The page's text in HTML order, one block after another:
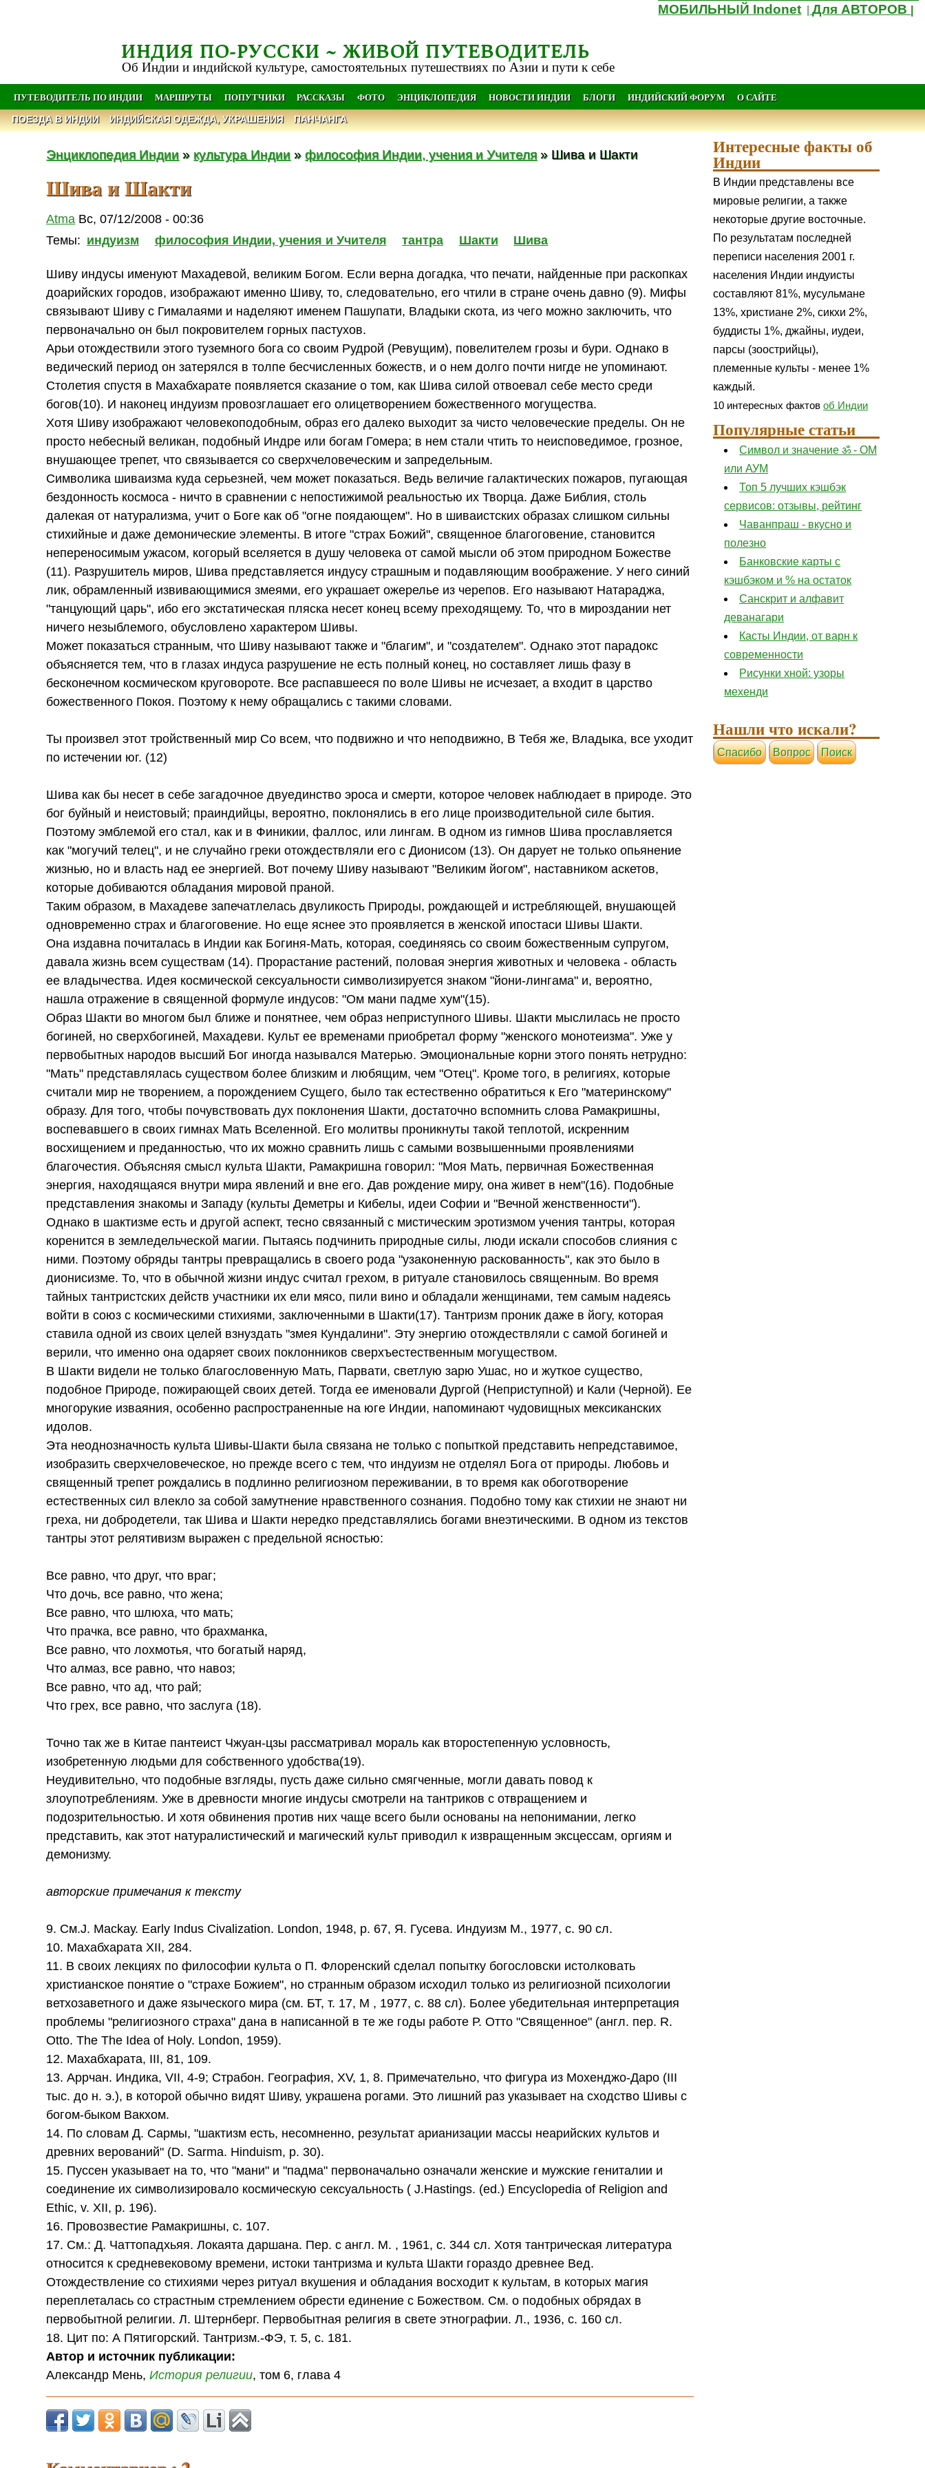
МОБИЛЬНЫЙ Indonet |Для АВТОРОВ
ИНДИЯ ПО-РУССКИ ~ ЖИВОЙ ПУТЕВОДИТЕЛЬ
Об Индии и индийской культуре, самостоятельных путешествиях по Азии и пути к себе
ПУТЕВОДИТЕЛЬ ПО ИНДИИ МАРШРУТЫ ПОПУТЧИКИ РАССКАЗЫ ФОТО ЭНЦИКЛОПЕДИЯ НОВОСТИ ИНДИИ БЛОГИ ИНДИЙСКИЙ ФОРУМ О САЙТЕ
ПОЕЗДА В ИНДИИ ИНДИЙСКАЯ ОДЕЖДА, УКРАШЕНИЯ ПАНЧАНГА
Энциклопедия Индии » культура Индии »философия Индии, учения и Учителя » Шива и Шакти
Шива и Шакти
Atma Вс, 07/12/2008 - 00:36
Темы: индуизм философия Индии, учения и Учителя тантра Шакти Шива
Шиву индусы именуют Махадевой, великим Богом. Если верна догадка, что печати, найденные при раскопках
доарийских городов, изображают именно Шиву, то, следовательно, его чтили в стране очень давно (9). Мифы
связывают Шиву с Гималаями и наделяют именем Пашупати, Владыки скота, из чего можно заключить, что
первоначально он был покровителем горных пастухов.
Арьи отождествили этого туземного бога со своим Рудрой (Ревущим), повелителем грозы и бури. Однако в
ведический период он затерялся в толпе бесчисленных божеств, и о нем долго почти нигде не упоминают.
Столетия спустя в Махабхарате появляется сказание о том, как Шива силой отвоевал себе место среди
богов(10). И наконец индуизм провозглашает его олицетворением божественного могущества.
Хотя Шиву изображают человекоподобным, образ его далеко выходит за чисто человеческие пределы. Он не
просто небесный великан, подобный Индре или богам Гомера; в нем стали чтить то неисповедимое, грозное,
внушающее трепет, что связывается со сверхчеловеческим и запредельным.
Символика шиваизма куда серьезней, чем может показаться. Ведь величие галактических пожаров, пугающая
бездонность космоса - ничто в сравнении с непостижимой реальностью их Творца. Даже Библия, столь
далекая от натурализма, учит о Боге как об "огне поядающем". Но в шиваистских образах слишком сильны
стихийные и даже демонические элементы. В итоге "страх Божий", священное благоговение, становится
непереносимым ужасом, когорый вселяется в душу человека от самой мысли об этом природном Божестве
(11). Разрушитель миров, Шива представляется индусу страшным и подавляющим воображение. У него синий
лик, обрамленный извивающимися змеями, его украшает ожерелье из черепов. Его называют Натараджа,
"танцующий царь", ибо его экстатическая пляска несет конец всему преходящему. То, что в мироздании нет
ничего незыблемого, обусловлено характером Шивы.
Может показаться странным, что Шиву называют также и "благим", и "создателем". Однако этот парадокс
объясняется тем, что в глазах индуса разрушение не есть полный конец, но составляет лишь фазу в
бесконечном космическом круговороте. Все распавшееся по воле Шивы не исчезает, а входит в царство
божественного Покоя. Поэтому к нему обращались с такими словами.
Ты произвел этот тройственный мир Со всем, что подвижно и что неподвижно, В Тебя же, Владыка, все уходит
по истечении юг. (12)
Шива как бы несет в себе загадочное двуединство эроса и смерти, которое человек наблюдает в природе. Это
бог буйный и неистовый; праиндийцы, вероятно, поклонялись в его лице производительной силе бытия.
Поэтому эмблемой его стал, как и в Финикии, фаллос, или лингам. В одном из гимнов Шива прославляется
как "могучий телец", и не случайно греки отождествляли его с Дионисом (13). Он дарует не только опьянение
жизнью, но и власть над ее энергией. Вот почему Шиву называют "Великим йогом", наставником аскетов,
которые добиваются обладания мировой праной.
Таким образом, в Махадеве запечатлелась двуликость Природы, рождающей и истребляющей, внушающей
одновременно страх и благоговение. Но еще яснее это проявляется в женской ипостаси Шивы Шакти.
Она издавна почиталась в Индии как Богиня-Мать, которая, соединяясь со своим божественным супругом,
давала жизнь всем существам (14). Прорастание растений, половая энергия животных и человека - область
ее владычества. Идея космической сексуальности символизируется знаком "йони-лингама" и, вероятно,
нашла отражение в священной формуле индусов: "Ом мани падме хум"(15).
Образ Шакти во многом был ближе и понятнее, чем образ неприступного Шивы. Шакти мыслилась не просто
богиней, но сверхбогиней, Махадеви. Культ ее временами приобретал форму "женского монотеизма". Уже у
первобытных народов высший Бог иногда назывался Матерью. Эмоциональные корни этого понять нетрудно:
"Мать" представлялась существом более близким и любящим, чем "Отец". Кроме того, в религиях, которые
считали мир не творением, а порождением Сущего, было так естественно обратиться к Его "материнскому"
образу. Для того, чтобы почувствовать дух поклонения Шакти, достаточно вспомнить слова Рамакришны,
воспевавшего в своих гимнах Мать Вселенной. Его молитвы проникнуты такой теплотой, искренним
восхищением и преданностью, что их можно сравнить лишь с самыми возвышенными проявлениями
благочестия. Объясняя смысл культа Шакти, Рамакришна говорил: "Моя Мать, первичная Божественная
энергия, находящаяся внутри мира явлений и вне его. Дав рождение миру, она живет в нем"(16). Подобные
представления знакомы и Западу (культы Деметры и Кибелы, идеи Софии и "Вечной женственности").
Однако в шактизме есть и другой аспект, тесно связанный с мистическим эротизмом учения тантры, которая
коренится в земледельческой магии. Пытаясь подчинить природные силы, люди искали способов слияния с
ними. Поэтому обряды тантры превращались в своего рода "узаконенную раскованность", как это было в
дионисизме. То, что в обычной жизни индус считал грехом, в ритуале становилось священным. Во время
тайных тантристских действ участники их ели мясо, пили вино и обладали женщинами, тем самым надеясь
войти в союз с космическими стихиями, заключенными в Шакти(17). Тантризм проник даже в йогу, которая
ставила одной из своих целей взнуздать "змея Кундалини". Эту энергию отождествляли с самой богиней и
верили, что именно она одаряет своих поклонников сверхъестественным могуществом.
В Шакти видели не только благословенную Мать, Парвати, светлую зарю Ушас, но и жуткое существо,
подобное Природе, пожирающей своих детей. Тогда ее именовали Дургой (Неприступной) и Кали (Черной). Ее
многорукие изваяния, особенно распространенные на юге Индии, напоминают чудовищных мексиканских
идолов.
Эта неоднозначность культа Шивы-Шакти была связана не только с попыткой представить непредставимое,
изобразить сверхчеловеческое, но прежде всего с тем, что индуизм не отделял Бога от природы. Любовь и
священный трепет рождались в подлинно религиозном переживании, в то время как обоготворение
естественных сил влекло за собой замутнение нравственного сознания. Подобно тому как стихии не знают ни
греха, ни добродетели, так Шива и Шакти нередко представлялись богами внеэтическими. В одном из текстов
тантры этот релятивизм выражен с предельной ясностью:
Все равно, что друг, что враг;
Что дочь, все равно, что жена;
Все равно, что шлюха, что мать;
Что прачка, все равно, что брахманка,
Все равно, что лохмотья, что богатый наряд,
Что алмаз, все равно, что навоз;
Все равно, что ад, что рай;
Что грех, все равно, что заслуга (18).
Точно так же в Китае пантеист Чжуан-цзы рассматривал мораль как второстепенную условность,
изобретенную людьми для собственного удобства(19).
Неудивительно, что подобные взгляды, пусть даже сильно смягченные, могли давать повод к
злоупотреблениям. Уже в древности многие индусы смотрели на тантриков с отвращением и
подозрительностью. И хотя обвинения против них чаще всего были основаны на непонимании, легко
представить, как этот натуралистический и магический культ приводил к извращенным эксцессам, оргиям и
демонизму.
авторские примечания к тексту
9. См.J. Масkау. Еаrlу Indus Civalization. London, 1948, р. 67, Я. Гусева. Индуизм М., 1977, с. 90 сл.
10. Махабхарата XII, 284.
11. В своих лекциях по философии культа о П. Флоренский сделал попытку богословски истолковать
христианское понятие о "страхе Божием", но странным образом исходил только из религиозной психологии
ветхозаветного и даже языческого мира (см. БТ, т. 17, М , 1977, с. 88 сл). Более убедительная интерпретация
проблемы "религиозного страха" дана в написанной в те же годы работе Р. Отто "Священное" (англ. пер. R.
Оtto. Тhе The Idea of Holy. London, 1959).
12. Махабхарата, III, 81, 109.
13. Аррчан. Индика, VII, 4-9; Страбон. География, XV, 1, 8. Примечательно, что фигура из Мохенджо-Даро (III
тыс. до н. э.), в которой обычно видят Шиву, украшена рогами. Это лишний раз указывает на сходство Шивы с
богом-быком Вакхом.
14. По словам Д. Сармы, "шактизм есть, несомненно, результат арианизации массы неарийских культов и
древних верований" (D. Sarma. Hinduism, р. 30).
15. Пуссен указывает на то, что "мани" и "падма" первоначально означали женские и мужские гениталии и
соединение их символизировало космическую сексуальность ( J.Наstings. (ed.) Encyclopedia of Religion and
Ethic, v. XII, р. 196).
16. Провозвестие Рамакришны, с. 107.
17. См.: Д. Чаттопадхьяя. Локаята даршана. Пер. с англ. М. , 1961, с. 344 сл. Хотя тантрическая литература
относится к средневековому времени, истоки тантризма и культа Шакти гораздо древнее Вед.
Отождествление со стихиями через ритуал вкушения и обладания восходит к культам, в которых магия
переплеталась со страстным стремлением обрести единение с Божеством. См. о подобных обрядах в
первобытной религии. Л. Штернберг. Первобытная религия в свете этнографии. Л., 1936, с. 160 сл.
18. Цит по: А Пятигорский. Тантризм.-ФЭ, т. 5, с. 181.
Автор и источник публикации:
Александр Мень,История религии, том 6, глава 4
Интересные факты об
Индии
В Индии представлены все
мировые религии, а также
некоторые другие восточные.
По результатам последней
переписи населения 2001 г.
населения Индии индуисты
составляют 81%, мусульмане
13%, христиане 2%, сикхи 2%,
буддисты 1%, джайны, иудеи,
парсы (зоострийцы),
племенные культы - менее 1%
каждый.
10 интересных фактовоб Индии
Популярные статьи
Символ и значение ॐ - ОМ
или АУМ
Топ 5 лучших кэшбэк
сервисов: отзывы, рейтинг
Чаванпраш - вкусно и
полезно
Банковские карты с
кэшбэком и % на остаток
Санскрит и алфавит
деванагари
Касты Индии, от варн к
современности
Рисунки хной: узоры
мехенди
Нашли что искали?
Cпасибо Вопрос Поиск